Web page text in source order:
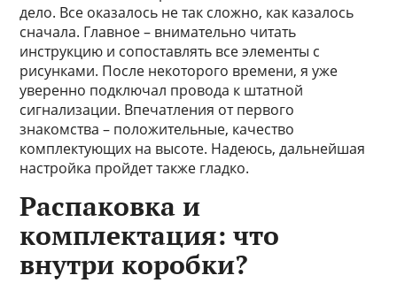
дело. Все оказалось не так сложно, как казалось
сначала. Главное – внимательно читать
инструкцию и сопоставлять все элементы с
рисунками. После некоторого времени, я уже
уверенно подключал провода к штатной
сигнализации. Впечатления от первого
знакомства – положительные, качество
комплектующих на высоте. Надеюсь, дальнейшая
настройка пройдет также гладко.
Распаковка и
комплектация: что
внутри коробки?